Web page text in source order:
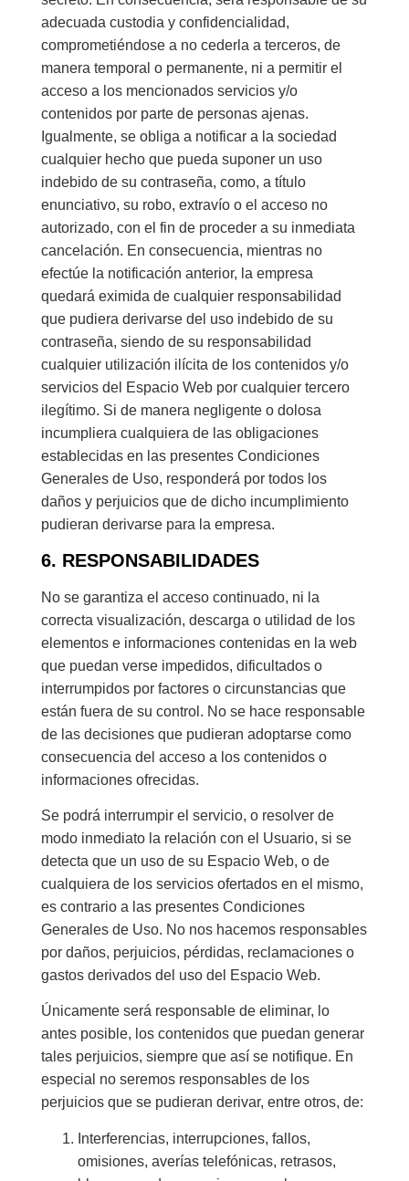
adecuada custodia y confidencialidad,
comprometiéndose a no cederla a terceros, de
manera temporal o permanente, ni a permitir el
acceso a los mencionados servicios y/o
contenidos por parte de personas ajenas.
Igualmente, se obliga a notificar a la sociedad
cualquier hecho que pueda suponer un uso
indebido de su contraseña, como, a título
enunciativo, su robo, extravío o el acceso no
autorizado, con el fin de proceder a su inmediata
cancelación. En consecuencia, mientras no
efectúe la notificación anterior, la empresa
quedará eximida de cualquier responsabilidad
que pudiera derivarse del uso indebido de su
contraseña, siendo de su responsabilidad
cualquier utilización ilícita de los contenidos y/o
servicios del Espacio Web por cualquier tercero
ilegítimo. Si de manera negligente o dolosa
incumpliera cualquiera de las obligaciones
establecidas en las presentes Condiciones
Generales de Uso, responderá por todos los
daños y perjuicios que de dicho incumplimiento
pudieran derivarse para la empresa.
6. RESPONSABILIDADES
No se garantiza el acceso continuado, ni la
correcta visualización, descarga o utilidad de los
elementos e informaciones contenidas en la web
que puedan verse impedidos, dificultados o
interrumpidos por factores o circunstancias que
están fuera de su control. No se hace responsable
de las decisiones que pudieran adoptarse como
consecuencia del acceso a los contenidos o
informaciones ofrecidas.
Se podrá interrumpir el servicio, o resolver de
modo inmediato la relación con el Usuario, si se
detecta que un uso de su Espacio Web, o de
cualquiera de los servicios ofertados en el mismo,
es contrario a las presentes Condiciones
Generales de Uso. No nos hacemos responsables
por daños, perjuicios, pérdidas, reclamaciones o
gastos derivados del uso del Espacio Web.
Únicamente será responsable de eliminar, lo
antes posible, los contenidos que puedan generar
tales perjuicios, siempre que así se notifique. En
especial no seremos responsables de los
perjuicios que se pudieran derivar, entre otros, de:
Interferencias, interrupciones, fallos,
omisiones, averías telefónicas, retrasos,